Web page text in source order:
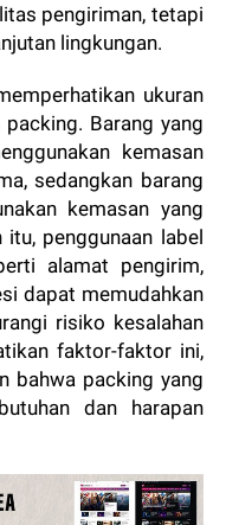
pengiriman, tetapi
lingkungan.
ukuran
Barang yang
kemasan
sedangkan barang
kemasan yang
penggunaan label
alamat pengirim,
dapat memudahkan
risiko kesalahan
faktor-faktor ini,
bahwa packing yang
dan harapan